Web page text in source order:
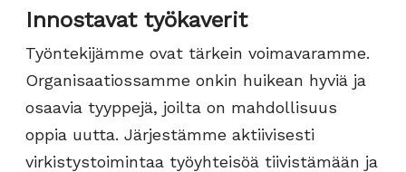
Innostavat työkaverit
Työntekijämme ovat tärkein voimavaramme.
Organisaatiossamme onkin huikean hyviä ja
osaavia tyyppejä, joilta on mahdollisuus
oppia uutta. Järjestämme aktiivisesti
virkistystoimintaa työyhteisöä tiivistämään ja